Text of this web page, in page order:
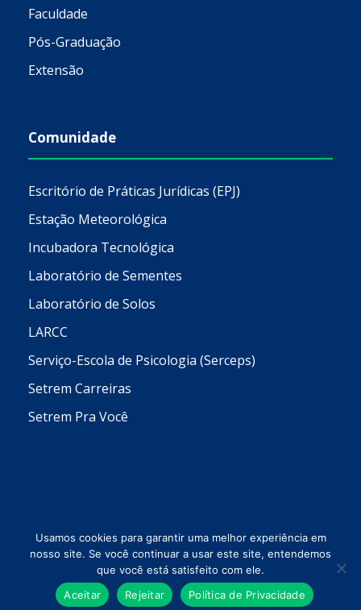
Faculdade
Pós-Graduação
Extensão
Comunidade
Escritório de Práticas Jurídicas (EPJ)
Estação Meteorológica
Incubadora Tecnológica
Laboratório de Sementes
Laboratório de Solos
LARCC
Serviço-Escola de Psicologia (Serceps)
Setrem Carreiras
Setrem Pra Você
Todos os direitos reservados © 2026 Setrem
Usamos cookies para garantir uma melhor experiência em
nosso site. Se você continuar a usar este site, entendemos
que você está satisfeito com ele.
Aceitar
Rejeitar Política de Privacidade